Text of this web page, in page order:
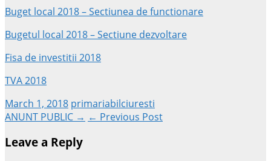
Buget local 2018 – Sectiunea de functionare
Bugetul local 2018 – Sectiune dezvoltare
Fisa de investitii 2018
TVA 2018
March 1, 2018 primariabilciuresti
Post
navigation
ANUNT PUBLIC → ← Previous Post
Leave a Reply